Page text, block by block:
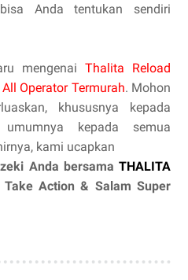
Anda tentukan sendiri
mengenai Thalita Reload
Operator Termurah. Mohon
khususnya kepada
kepada semua
kami ucapkan
Anda bersama THALITA
Action & Salam Super